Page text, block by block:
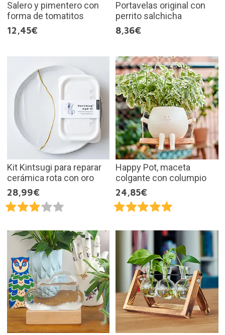
Salero y pimentero con
forma de tomatitos
12,45€
Portavelas original con
perrito salchicha
8,36€
Kit Kintsugi para reparar
cerámica rota con oro
28,99€
Happy Pot, maceta
colgante con columpio
24,85€